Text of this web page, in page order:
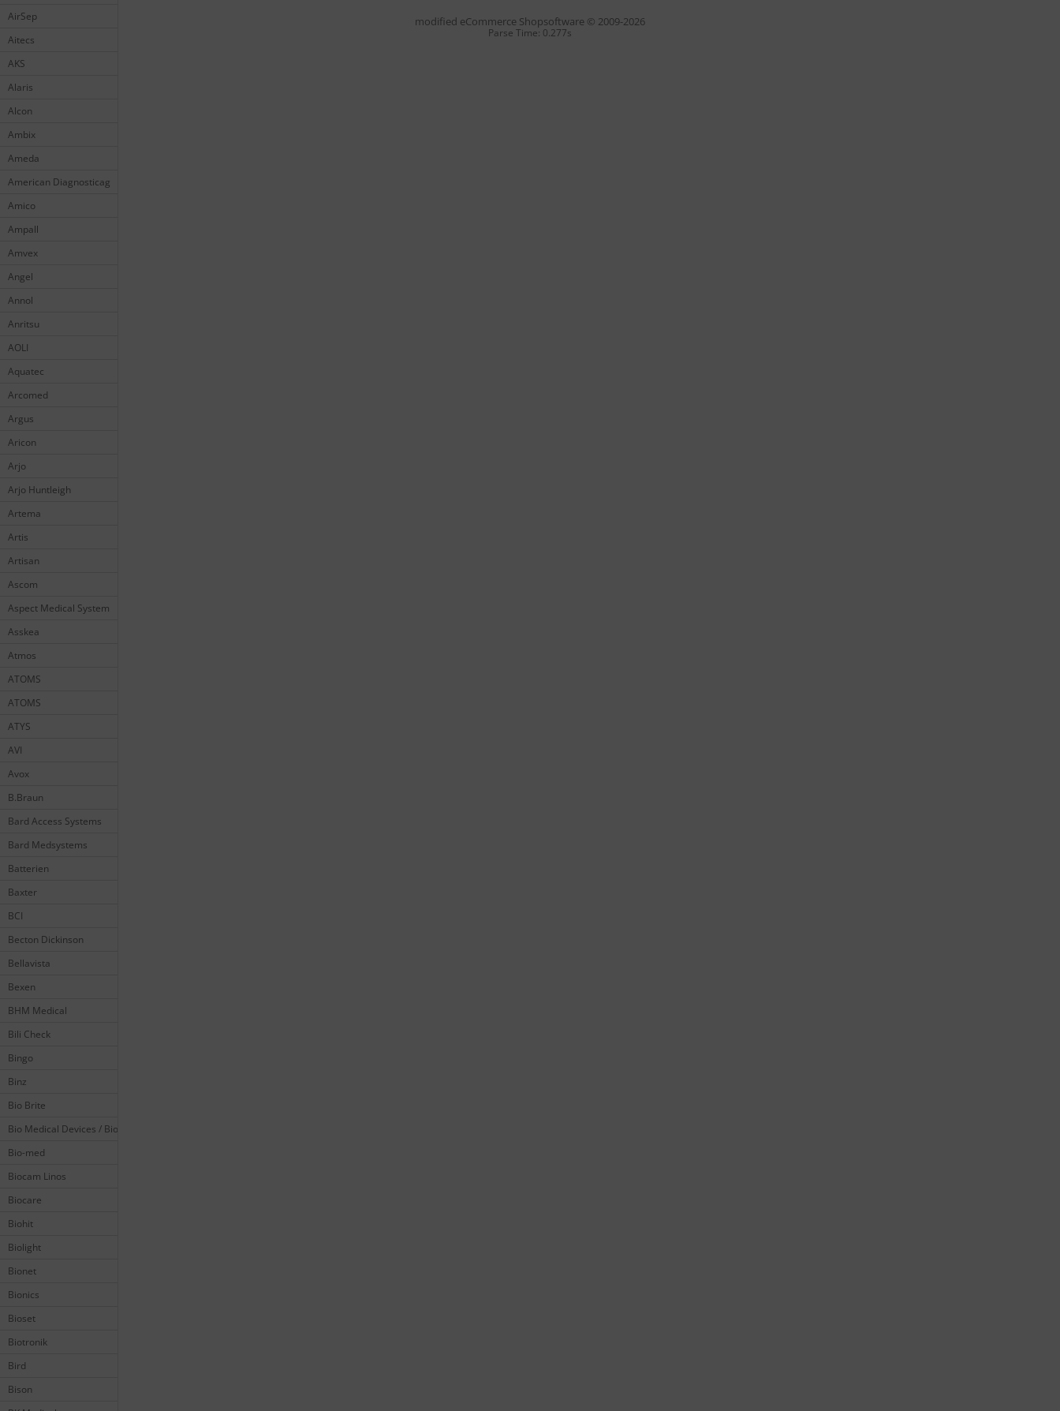
AirSep
Aitecs
AKS
Alaris
Alcon
Ambix
Ameda
American Diagnosticag
Amico
Ampall
Amvex
Angel
Annol
Anritsu
AOLI
Aquatec
Arcomed
Argus
Aricon
Arjo
Arjo Huntleigh
Artema
Artis
Artisan
Ascom
Aspect Medical System
Asskea
Atmos
ATOMS
ATOMS
ATYS
AVI
Avox
B.Braun
Bard Access Systems
Bard Medsystems
Batterien
Baxter
BCI
Becton Dickinson
Bellavista
Bexen
BHM Medical
Bili Check
Bingo
Binz
Bio Brite
Bio Medical Devices / Biomedical
Bio-med
Biocam Linos
Biocare
Biohit
Biolight
Bionet
Bionics
Bioset
Biotronik
Bird
Bison
modified eCommerce Shopsoftware © 2009-2026
Parse Time: 0.277s